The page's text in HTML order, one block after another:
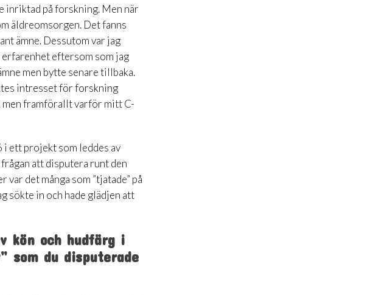
inriktad på forskning. Men när
äldreomsorgen. Det fanns
ämne. Dessutom var jag
erfarenhet eftersom som jag
men bytte senare tillbaka.
intresset för forskning
men framförallt varför mitt C-
ett projekt som leddes av
att disputera runt den
det många som ”tjatade” på
sökte in och hade glädjen att
kön och hudfärg i
som du disputerade